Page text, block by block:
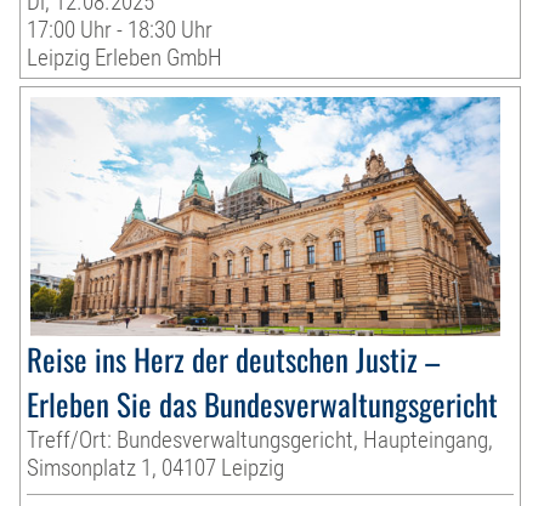
17:00 Uhr - 18:30 Uhr
Leipzig Erleben GmbH
Reise ins Herz der deutschen Justiz –
Erleben Sie das Bundesverwaltungsgericht
Treff/Ort: Bundesverwaltungsgericht, Haupteingang,
Simsonplatz 1, 04107 Leipzig